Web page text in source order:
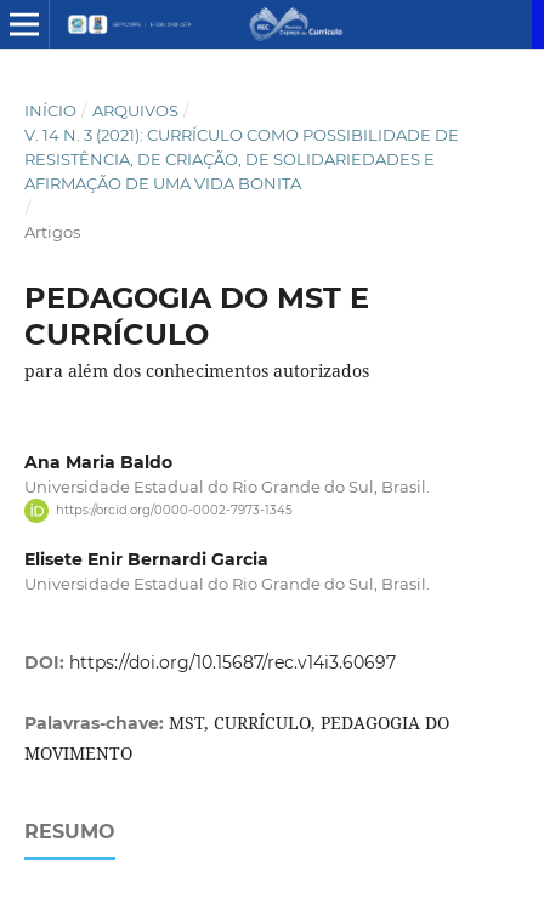
INÍCIO / ARQUIVOS /
V. 14 N. 3 (2021): CURRÍCULO COMO POSSIBILIDADE DE
RESISTÊNCIA, DE CRIAÇÃO, DE SOLIDARIEDADES E
AFIRMAÇÃO DE UMA VIDA BONITA
/
Artigos
PEDAGOGIA DO MST E
CURRÍCULO
para além dos conhecimentos autorizados
Ana Maria Baldo
Universidade Estadual do Rio Grande do Sul, Brasil.
https://orcid.org/0000-0002-7973-1345
Elisete Enir Bernardi Garcia
Universidade Estadual do Rio Grande do Sul, Brasil.
DOI: https://doi.org/10.15687/rec.v14i3.60697
Palavras-chave: MST, CURRÍCULO, PEDAGOGIA DO
MOVIMENTO
RESUMO